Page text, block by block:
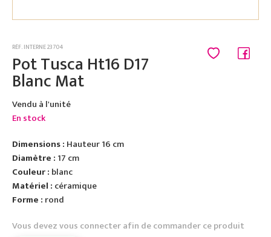
RÉF. INTERNE 23704
Pot Tusca Ht16 D17
Blanc Mat
Vendu à l'unité
En stock
Dimensions : Hauteur 16 cm
Diamètre : 17 cm
Couleur : blanc
Matériel : céramique
Forme : rond
Vous devez vous connecter afin de commander ce produit